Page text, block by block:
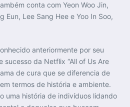
conta com Yeon Woo Jin,
Eun, Lee Sang Hee e Yoo In Soo,
anteriormente por seu
sucesso da Netflix “All of Us Are
de cura que se diferencia de
termos de história e ambiente.
uma história de indivíduos lidando